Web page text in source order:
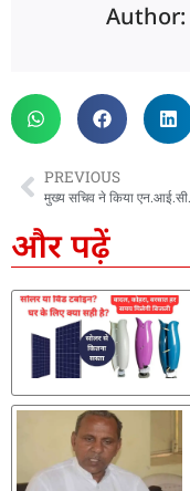
Author:
PREVIOUS
और पढ़ें